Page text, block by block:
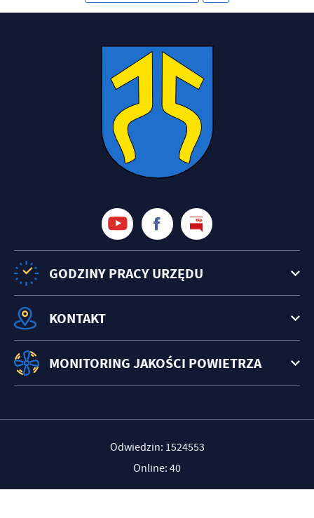
GODZINY PRACY URZĘDU
KONTAKT
MONITORING JAKOŚCI POWIETRZA
Odwiedzin: 1524553
Online: 40